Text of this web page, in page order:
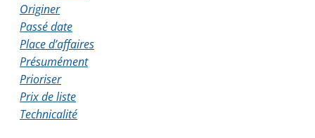
Originer
Passé date
Place d’affaires
Présumément
Prioriser
Prix de liste
Technicalité